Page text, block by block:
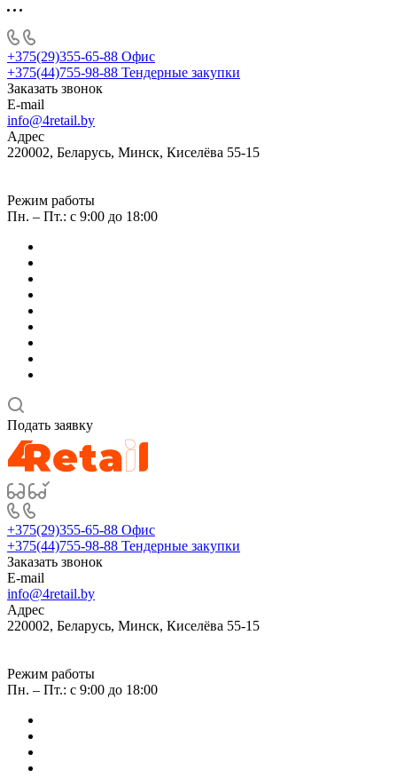
+375(29)355-65-88 Офис
+375(44)755-98-88 Тендерные закупки
Заказать звонок
E-mail
info@4retail.by
Адрес
220002, Беларусь, Минск, Киселёва 55-15
Режим работы
Пн. – Пт.: с 9:00 до 18:00
Подать заявку
+375(29)355-65-88 Офис
+375(44)755-98-88 Тендерные закупки
Заказать звонок
E-mail
info@4retail.by
Адрес
220002, Беларусь, Минск, Киселёва 55-15
Режим работы
Пн. – Пт.: с 9:00 до 18:00